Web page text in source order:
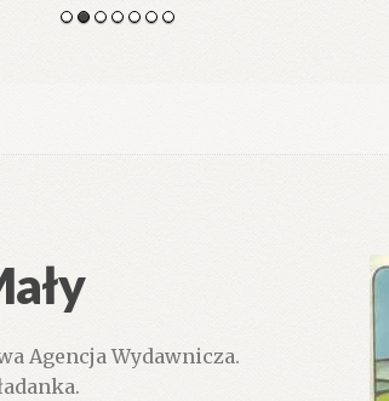
Agencja Wydawnicza.